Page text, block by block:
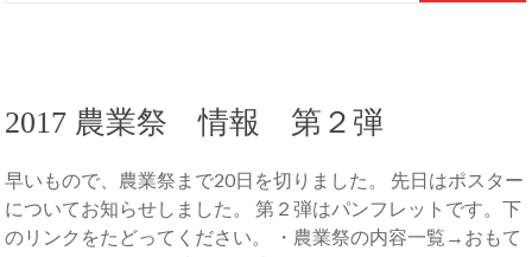
2017 農業祭 情報 第２弾
早いもので、農業祭まで20日を切りました。 先日はポスター
についてお知らせしました。 第２弾はパンフレットです。下
のリンクをたどってください。 ・農業祭の内容一覧→おもて